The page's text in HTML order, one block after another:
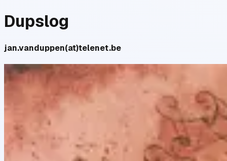
Dupslog
jan.vanduppen(at)telenet.be